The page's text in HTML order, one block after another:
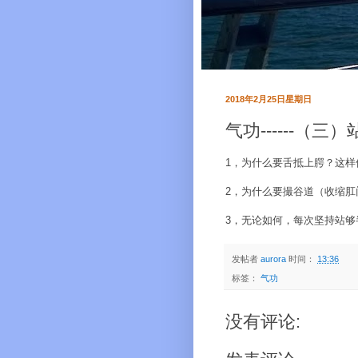
2018年2月25日星期日
气功------（三）
1，为什么要舌抵上腭？这
2，为什么要撮谷道（收缩
3，无论如何，每次坚持站
发帖者 aurora 时间： 13:36
标签： 气功
没有评论: